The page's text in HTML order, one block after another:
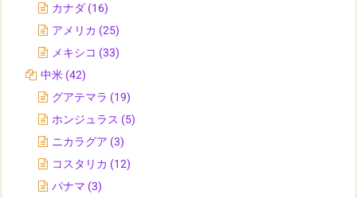
カナダ (16)
アメリカ (25)
メキシコ (33)
中米 (42)
グアテマラ (19)
ホンジュラス (5)
ニカラグア (3)
コスタリカ (12)
パナマ (3)